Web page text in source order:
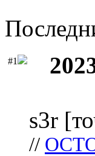
#1
s3r
//